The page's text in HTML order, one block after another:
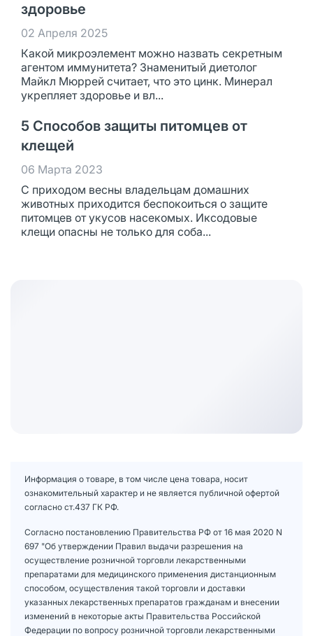
здоровье
02 Апреля 2025
Какой микроэлемент можно назвать секретным
агентом иммунитета? Знаменитый диетолог
Майкл Мюррей считает, что это цинк. Минерал
укрепляет здоровье и вл...
5 Способов защиты питомцев от
клещей
06 Марта 2023
С приходом весны владельцам домашних
животных приходится беспокоиться о защите
питомцев от укусов насекомых. Иксодовые
клещи опасны не только для соба...
Информация о товаре, в том числе цена товара, носит
ознакомительный характер и не является публичной офертой
согласно ст.437 ГК РФ.
Согласно постановлению Правительства РФ от 16 мая 2020 N
697 "Об утверждении Правил выдачи разрешения на
осуществление розничной торговли лекарственными
препаратами для медицинского применения дистанционным
способом, осуществления такой торговли и доставки
указанных лекарственных препаратов гражданам и внесении
изменений в некоторые акты Правительства Российской
Федерации по вопросу розничной торговли лекарственными